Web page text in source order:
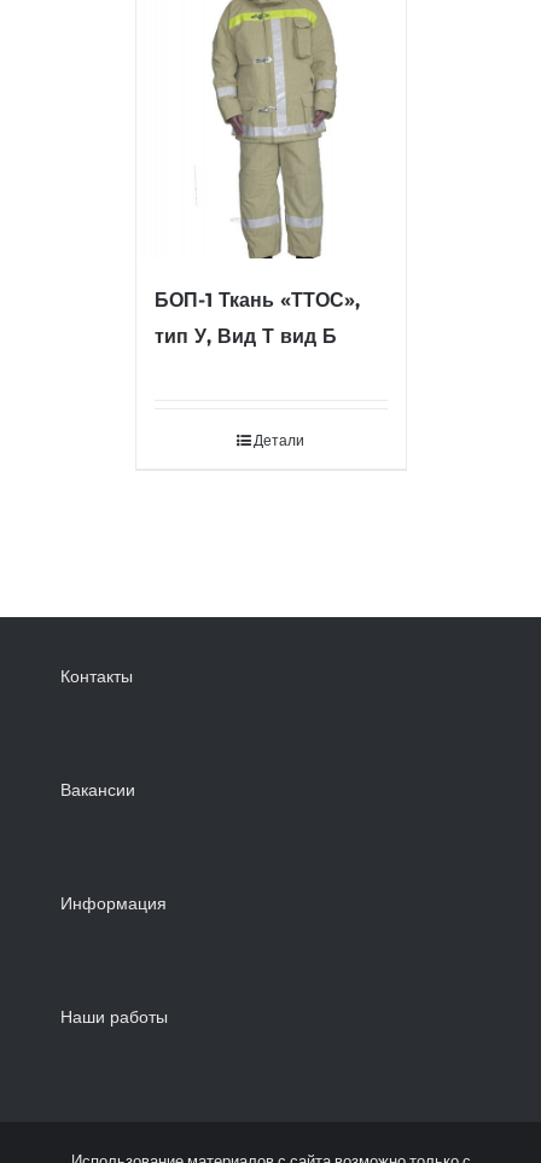
БОП-1 Ткань «ТТОС»,
тип У, Вид Т вид Б
Детали
Контакты
Вакансии
Информация
Наши работы